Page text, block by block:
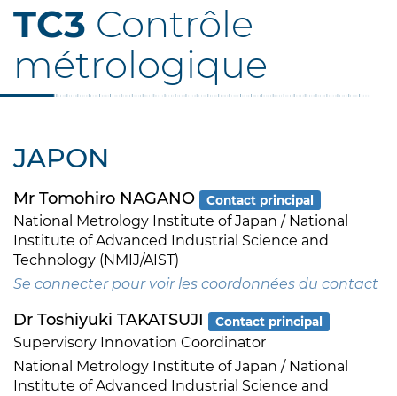
TC3 Contrôle
métrologique
JAPON
Mr Tomohiro NAGANO Contact principal
National Metrology Institute of Japan / National
Institute of Advanced Industrial Science and
Technology (NMIJ/AIST)
Se connecter pour voir les coordonnées du contact
Dr Toshiyuki TAKATSUJI Contact principal
Supervisory Innovation Coordinator
National Metrology Institute of Japan / National
Institute of Advanced Industrial Science and